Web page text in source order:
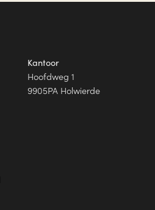
Kantoor
Hoofdweg 1
9905PA Holwierde